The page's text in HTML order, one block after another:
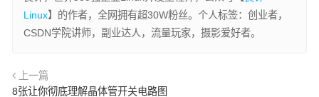
Linux】的作者，全网拥有超30W粉丝。个人标签：创业者，
CSDN学院讲师，副业达人，流量玩家，摄影爱好者。
上一篇
8张让你彻底理解晶体管开关电路图